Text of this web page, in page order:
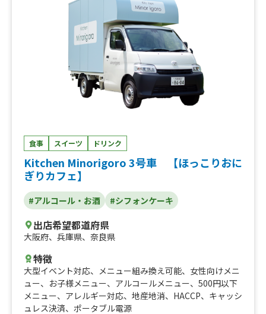
食事 スイーツ ドリンク
Kitchen Minorigoro 3号車 【ほっこりおに
ぎりカフェ】
#アルコール・お酒 #シフォンケーキ
出店希望都道府県
大阪府、 兵庫県、 奈良県
特徴
大型イベント対応、 メニュー組み換え可能、 女性向けメニ
ュー、 お子様メニュー、 アルコールメニュー、 500円以下
メニュー、 アレルギー対応、 地産地消、 HACCP、 キャッシ
ュレス決済、 ポータブル電源